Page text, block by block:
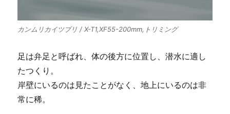
カンムリカイツブリ / X-T1,XF55-200mm,トリミング
足は弁足と呼ばれ、体の後方に位置し、潜水に適し
たつくり。
岸壁にいるのは見たことがなく、地上にいるのは非
常に稀。